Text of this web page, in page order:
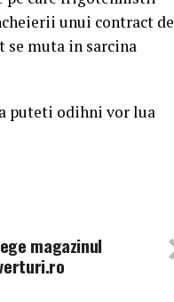
unui contract de
se muta in sarcina
puteti odihni vor lua
magazinul